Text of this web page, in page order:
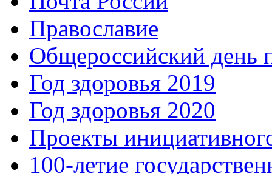
Православие
Общероссийский день
Год здоровья 2019
Год здоровья 2020
Проекты
100-летие